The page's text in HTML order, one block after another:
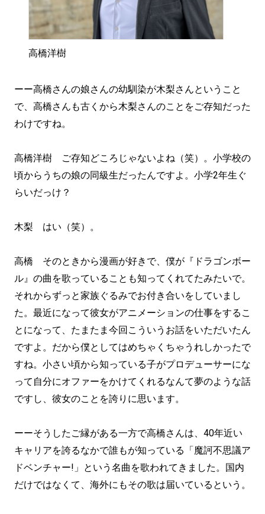
高橋洋樹
ーー高橋さんの娘さんの幼馴染が木梨さんということ
で、高橋さんも古くから木梨さんのことをご存知だった
わけですね。
高橋洋樹 ご存知どころじゃないよね（笑）。小学校の
頃からうちの娘の同級生だったんですよ。小学2年生ぐ
らいだっけ？
木梨 はい（笑）。
高橋 そのときから漫画が好きで、僕が『ドラゴンボー
ル』の曲を歌っていることも知ってくれてたみたいで。
それからずっと家族ぐるみでお付き合いをしていまし
た。最近になって彼女がアニメーションの仕事をするこ
とになって、たまたま今回こういうお話をいただいたん
ですよ。だから僕としてはめちゃくちゃうれしかったで
すね。小さい頃から知っている子がプロデューサーにな
って自分にオファーをかけてくれるなんて夢のような話
ですし、彼女のことを誇りに思います。
ーーそうしたご縁がある一方で高橋さんは、40年近い
キャリアを誇るなかで誰もが知っている「魔訶不思議ア
ドベンチャー!」という名曲を歌われてきました。国内
だけではなくて、海外にもその歌は届いているという。